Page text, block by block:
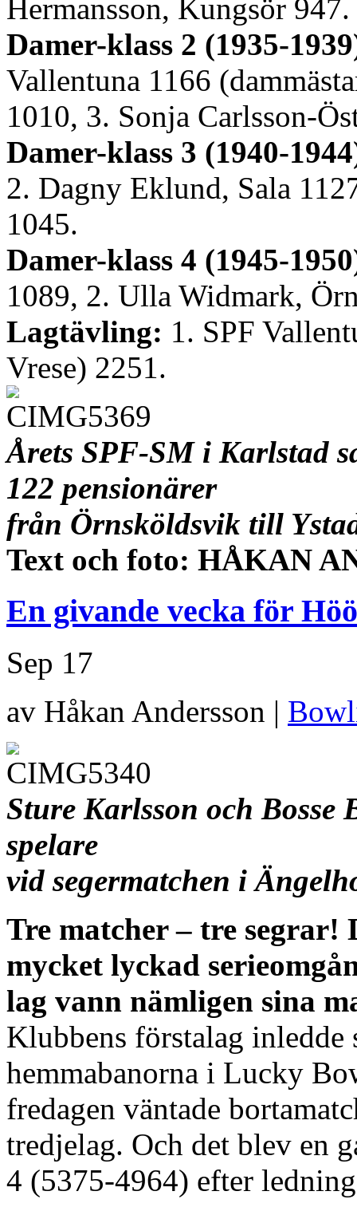
Hermansson, Kungsör 947.
Damer-klass 2 (1935-
Vallentuna 1166
1010, 3. Sonja Carlsson-
Damer-klass 3 (1940-
2. Dagny Eklund, Sala
1045.
Damer-klass 4 (1945-
1089, 2. Ulla Widmark,
Lagtävling: 1. SPF
Vrese) 2251.
Årets SPF-SM i Karlstad
122 pensionärer
från Örnsköldsvik till
Text och foto: HÅKAN
En givande vecka för
Sep 17
av Håkan Andersson |
Sture Karlsson och Bosse
spelare
vid segermatchen i
Tre matcher – tre segrar!
mycket lyckad
lag vann nämligen sina
Klubbens förstalag inledde
hemmabanorna i Lucky
fredagen väntade
tredjelag. Och det blev en
4 (5375-4964) efter